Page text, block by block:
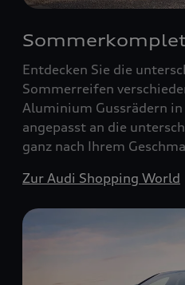
Entdecken Sie die
Sommerreifen
Aluminium Gussrädern in
angepasst an die
ganz nach Ihrem
Zur Audi Shopping World